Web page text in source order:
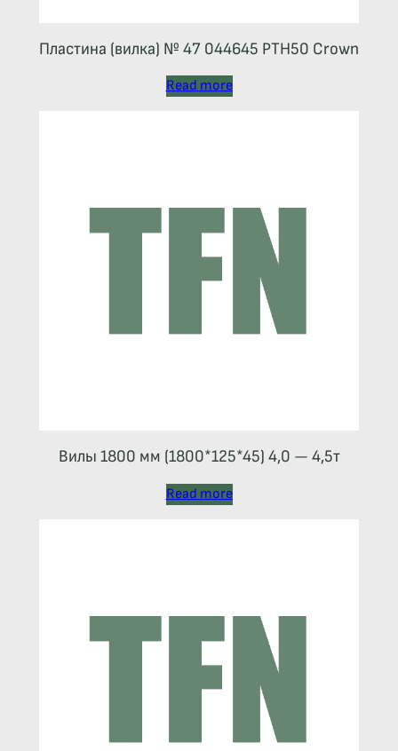
Пластина (вилка) № 47 044645 РТН50 Crown
Read more
Вилы 1800 мм (1800*125*45) 4,0 — 4,5т
Read more